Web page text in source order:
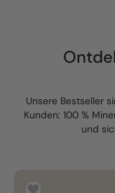
Unsere Bestseller
Kunden: 100 %
und